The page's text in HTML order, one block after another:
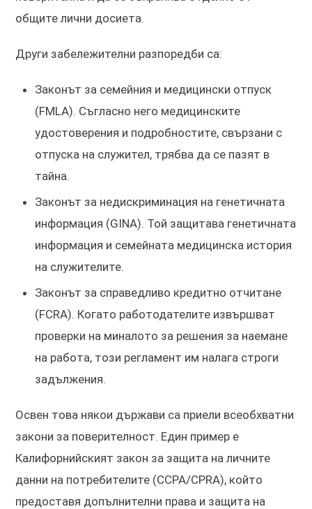
общите лични досиета.
Други забележителни разпоредби са:
Законът за семейния и медицински отпуск
(FMLA). Съгласно него медицинските
удостоверения и подробностите, свързани с
отпуска на служител, трябва да се пазят в
тайна.
Законът за недискриминация на генетичната
информация (GINA). Той защитава генетичната
информация и семейната медицинска история
на служителите.
Законът за справедливо кредитно отчитане
(FCRA). Когато работодателите извършват
проверки на миналото за решения за наемане
на работа, този регламент им налага строги
задължения.
Освен това някои държави са приели всеобхватни
закони за поверителност. Един пример е
Калифорнийският закон за защита на личните
данни на потребителите (CCPA/CPRA), който
предоставя допълнителни права и защита на